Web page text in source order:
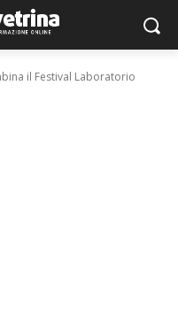
il Festival Laboratorio